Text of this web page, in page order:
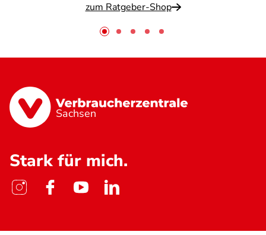
zum Ratgeber-Shop
Sachsen
Stark für mich.